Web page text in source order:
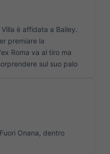
è affidata a Bailey.
premiare la
Roma va al tiro ma
sul suo palo
Onana, dentro